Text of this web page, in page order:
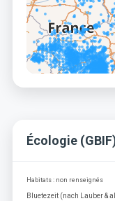
Écologie
Habitats : non renseignés
Bluetezeit (nach Lauber &